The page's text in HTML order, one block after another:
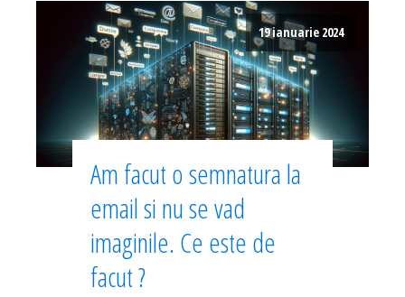
19 ianuarie 2024
Am facut o semnatura la
email si nu se vad
imaginile. Ce este de
facut ?